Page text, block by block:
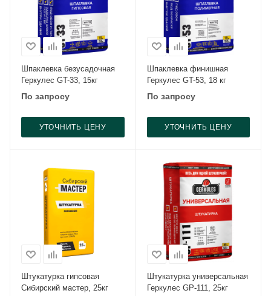
Шпаклевка безусадочная
Геркулес GT-33, 15кг
По запросу
УТОЧНИТЬ ЦЕНУ
Шпаклевка финишная
Геркулес GT-53, 18 кг
По запросу
УТОЧНИТЬ ЦЕНУ
Штукатурка гипсовая
Сибирский мастер, 25кг
Штукатурка универсальная
Геркулес GP-111, 25кг